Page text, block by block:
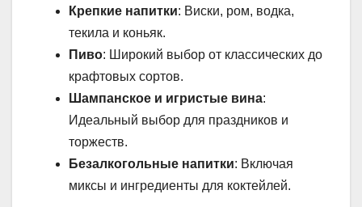
Крепкие напитки: Виски, ром, водка,
текила и коньяк.
Пиво: Широкий выбор от классических до
крафтовых сортов.
Шампанское и игристые вина:
Идеальный выбор для праздников и
торжеств.
Безалкогольные напитки: Включая
миксы и ингредиенты для коктейлей.